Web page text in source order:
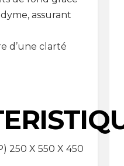
assurant
d’une clarté
250 X 550 X 450